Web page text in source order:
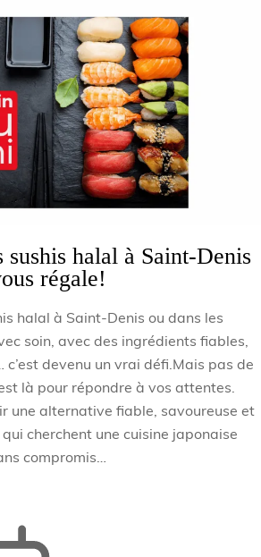
sushis halal à Saint-Denis
régale!
halal à Saint-Denis ou dans les
soin, avec des ingrédients fiables,
devenu un vrai défi.Mais pas de
là pour répondre à vos attentes.
une alternative fiable, savoureuse et
cherchent une cuisine japonaise
compromis…